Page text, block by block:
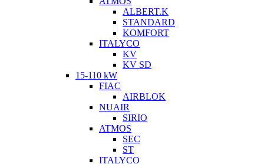
ALBERT.K
STANDARD
KOMFORT
ITALYCO
KV
KV SD
15-110 kW
FIAC
AIRBLOK
NUAIR
SIRIO
ATMOS
SEC
ST
ITALYCO